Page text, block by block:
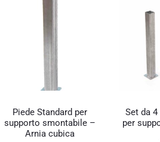
Piede Standard per
supporto smontabile –
Arnia cubica
Set da 4
per